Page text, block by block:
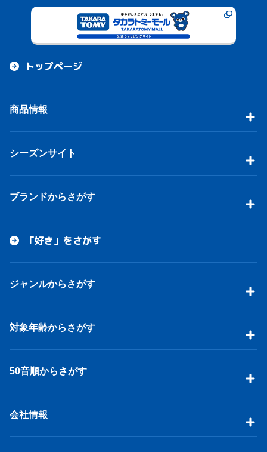
トップページ
商品情報
シーズンサイト
ブランドからさがす
「好き」をさがす
ジャンルからさがす
対象年齢からさがす
50音順からさがす
会社情報